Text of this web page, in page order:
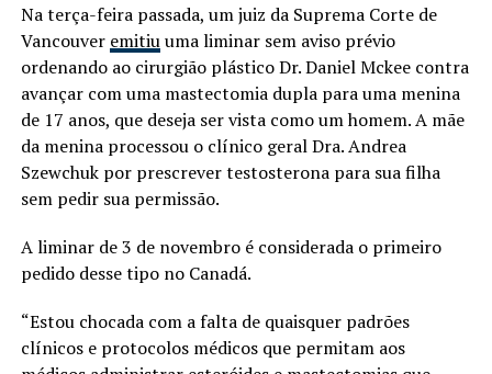
Na terça-feira passada, um juiz da Suprema Corte de
Vancouver emitiuuma liminar sem aviso prévio
ordenando ao cirurgião plástico Dr. Daniel Mckee contra
avançar com uma mastectomia dupla para uma menina
de 17 anos, que deseja ser vista como um homem. A mãe
da menina processou o clínico geral Dra. Andrea
Szewchuk por prescrever testosterona para sua filha
sem pedir sua permissão.
A liminar de 3 de novembro é considerada o primeiro
pedido desse tipo no Canadá.
“Estou chocada com a falta de quaisquer padrões
clínicos e protocolos médicos que permitam aos